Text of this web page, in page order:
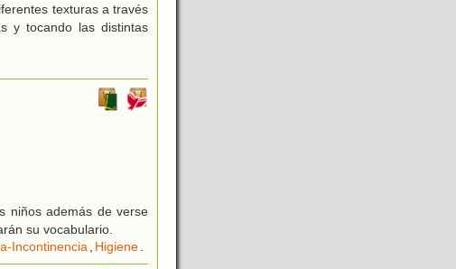
texturas a través
y tocando las distintas
niños además de verse
su vocabulario.
Incontinencia, Higiene.